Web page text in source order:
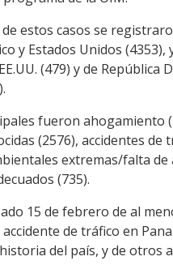
estos casos se
y Estados Unidos (4353),
(479) y de República
fueron ahogamiento
(2576), accidentes de
extremas/falta de
(735).
15 de febrero de al
de tráfico en
del país, y de otros